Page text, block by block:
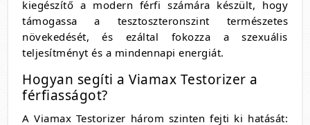
kiegészítő a modern férfi számára készült, hogy
támogassa a tesztoszteronszint természetes
növekedését, és ezáltal fokozza a szexuális
teljesítményt és a mindennapi energiát.
Hogyan segíti a Viamax Testorizer a
férfiasságot?
A Viamax Testorizer három szinten fejti ki hatását: